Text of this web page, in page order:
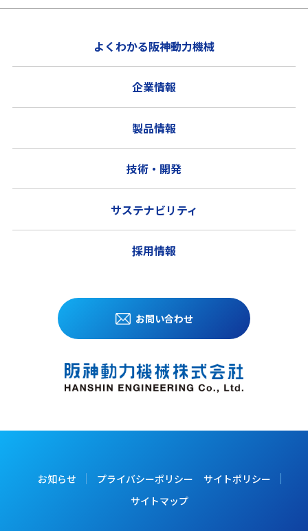
お問い合わせ
よくわかる阪神動力機械
企業情報
製品情報
技術・開発
サステナビリティ
採用情報
お知らせ プライバシーポリシー
サイトポリシー
サイトマップ